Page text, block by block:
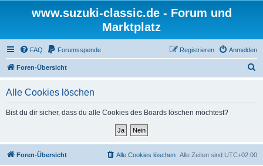
www.suzuki-classic.de - Forum und
Marktplatz
FAQ Forumsspende Anmelden
Registrieren
Foren-Übersicht
Alle Cookies löschen
Bist du dir sicher, dass du alle Cookies des Boards löschen möchtest?
Foren-Übersicht Alle Zeiten sind UTC+02:00
Alle Cookies löschen